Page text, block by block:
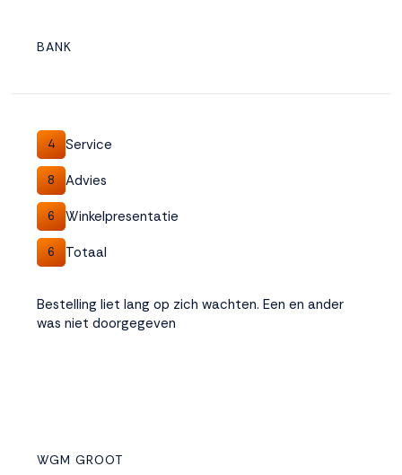
BANK
4 Service
8 Advies
6 Winkelpresentatie
6 Totaal
Bestelling liet lang op zich wachten. Een en ander
was niet doorgegeven
WGM GROOT